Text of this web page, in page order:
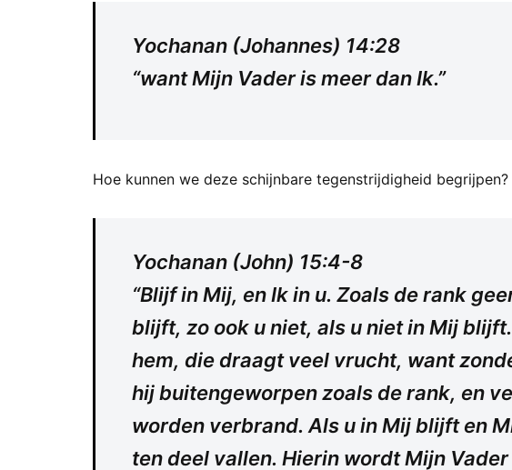
Yochanan (Johannes) 14:28
“want Mijn Vader is meer dan Ik.”
Hoe kunnen we deze schijnbare tegenstrijdigheid
Yochanan (John) 15:4-8
“Blijf in Mij, en Ik in u. Zoals de rank
blijft, zo ook u niet, als u niet in Mij
hem, die draagt veel vrucht, want
hij buitengeworpen zoals de rank, en
worden verbrand. Als u in Mij blijft en
ten deel vallen. Hierin wordt Mijn